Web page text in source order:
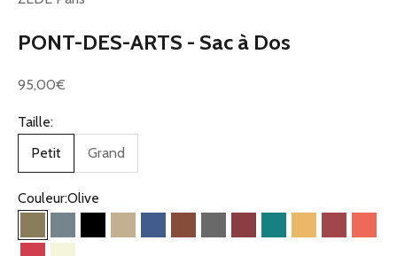
PONT-DES-ARTS - Sac à Dos
Prix de vente
95,00€
Taille:
Petit
Grand
Couleur:Olive
OliveBleu Gris
Noir Beige Kaki
Bleu Jean
CamelGris Bordeaux
Vert JauneBrique